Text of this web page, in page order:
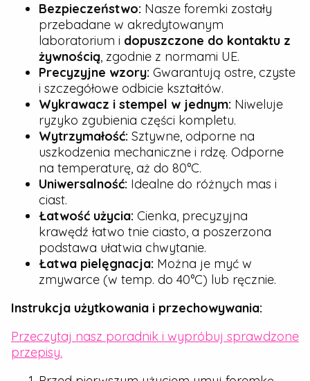
Bezpieczeństwo: Nasze foremki zostały
przebadane w akredytowanym
laboratorium i dopuszczone do kontaktu z
żywnością, zgodnie z normami UE.
Precyzyjne wzory: Gwarantują ostre, czyste
i szczegółowe odbicie kształtów.
Wykrawacz i stempel w jednym: Niweluje
ryzyko zgubienia części kompletu.
Wytrzymałość: Sztywne, odporne na
uszkodzenia mechaniczne i rdzę. Odporne
na temperaturę, aż do 80°C.
Uniwersalność: Idealne do różnych mas i
ciast.
Łatwość użycia: Cienka, precyzyjna
krawędź łatwo tnie ciasto, a poszerzona
podstawa ułatwia chwytanie.
Łatwa pielęgnacja: Można je myć w
zmywarce (w temp. do 40°C) lub ręcznie.
Instrukcja użytkowania i przechowywania:
Przeczytaj nasz poradnik i wypróbuj sprawdzone
przepisy.